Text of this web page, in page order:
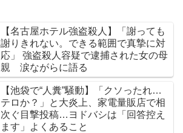
【名古屋ホテル強盗殺人】「謝っても
謝りきれない。できる範囲で真摯に対
応」 強盗殺人容疑で逮捕された女の母
親 涙ながらに語る
【池袋で“人糞”騒動】「クソったれ…
テロか？」と大炎上、家電量販店で相
次ぐ目撃投稿…ヨドバシは「回答控え
ます」よくあること